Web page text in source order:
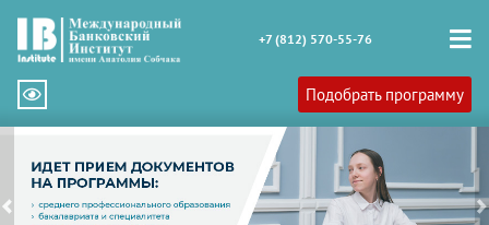
+7 (812) 570-55-76
Подобрать программу
Previous